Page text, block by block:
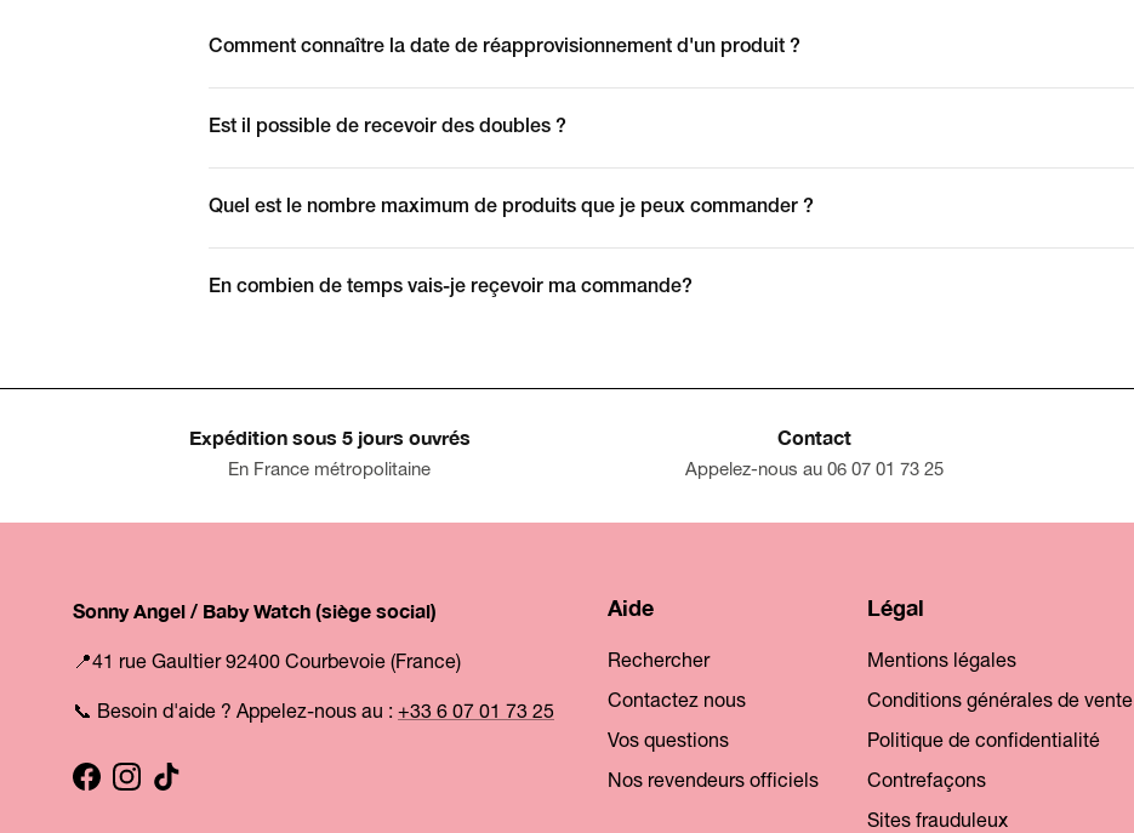
Comment connaître la date de réapprovisionnement d'un produit ?
Est il possible de recevoir des doubles ?
Quel est le nombre maximum de produits que je peux commander ?
En combien de temps vais-je reçevoir ma commande?
Expédition sous 5 jours ouvrés
En France métropolitaine
Contact
Appelez-nous au 06 07 01 73 25
Sonny Angel / Baby Watch (siège social)
📍41 rue Gaultier 92400 Courbevoie (France)
📞 Besoin d'aide ? Appelez-nous au : +33 6 07 01 73 25
Facebook
Instagram
TikTok
Aide
Rechercher
Contactez nous
Vos questions
Nos revendeurs officiels
Légal
Mentions légales
Conditions générales de vente
Politique de confidentialité
Contrefaçons
Sites frauduleux